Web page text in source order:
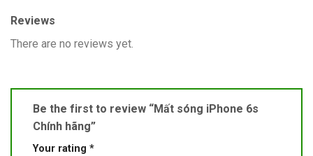
Reviews
There are no reviews yet.
Be the first to review “Mất sóng iPhone 6s
Chính hãng”
Your rating *